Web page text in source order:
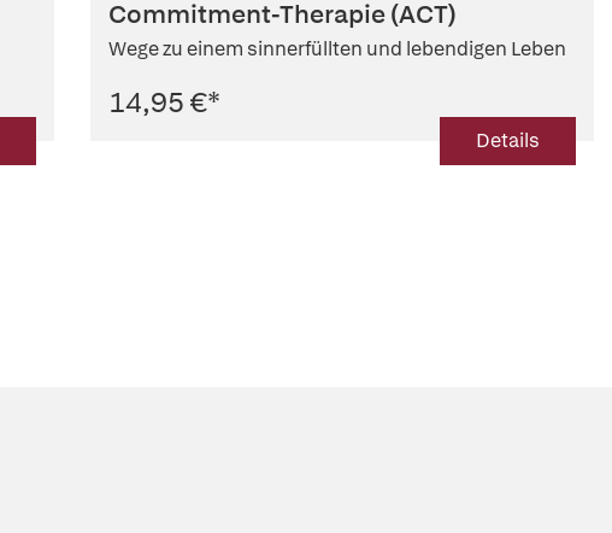
Commitment-Therapie (ACT)
Wege zu einem sinnerfüllten und lebendigen Leben
14,95 €*
Details